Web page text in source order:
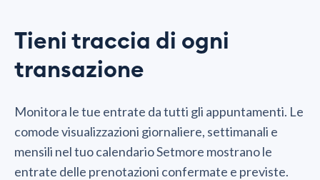
Tieni traccia di ogni
transazione
Monitora le tue entrate da tutti gli appuntamenti. Le
comode visualizzazioni giornaliere, settimanali e
mensili nel tuo calendario Setmore mostrano le
entrate delle prenotazioni confermate e previste.